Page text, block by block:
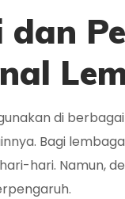
dan
di
Bagi
hari. Namun,